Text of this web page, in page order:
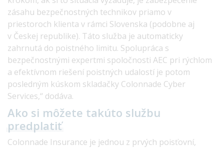
zásahu bezpečnostných technikov priamo v
priestoroch klienta v rámci Slovenska (podobne aj
v Českej republike). Táto služba je automaticky
zahrnutá do poistného limitu. Spolupráca s
bezpečnostnými expertmi spoločnosti AEC pri rýchlom
a efektívnom riešení poistných udalostí je potom
posledným kúskom skladačky Colonnade Cyber
Services,“ dodáva.
Ako si môžete takúto službu
predplatiť
Colonnade Insurance je jednou z prvých poisťovní,